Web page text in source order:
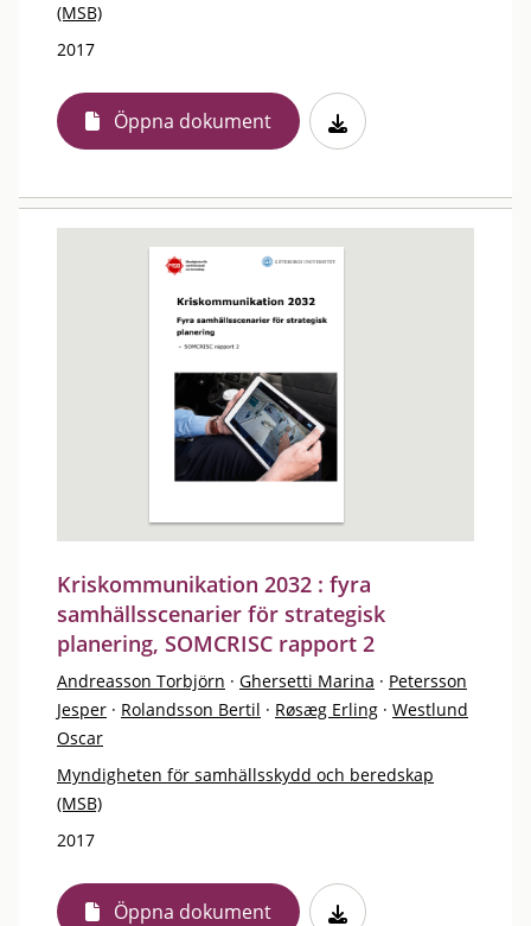
(MSB)
2017
Öppna dokument
Kriskommunikation 2032 : fyra
samhällsscenarier för strategisk
planering, SOMCRISC rapport 2
Andreasson Torbjörn · Ghersetti Marina · Petersson
Jesper · Rolandsson Bertil · Røsæg Erling · Westlund
Oscar
Myndigheten för samhällsskydd och beredskap
(MSB)
2017
Öppna dokument